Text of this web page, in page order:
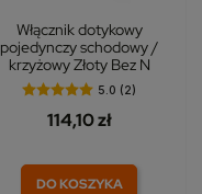
Włącznik dotykowy
pojedynczy schodowy /
krzyżowy Złoty Bez N
5.0 (2)
114,10 zł
DO KOSZYKA